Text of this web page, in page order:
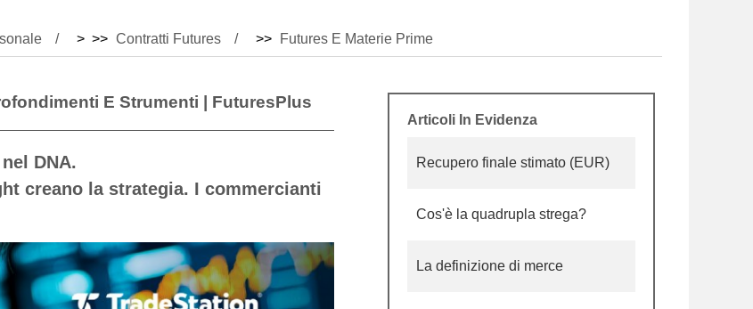
> >> Contratti Futures >> Futures E Materie Prime
E Strumenti | FuturesPlus
DNA.
creano la strategia. I commercianti
Articoli In Evidenza
Recupero finale stimato (EUR)
Cos'è la quadrupla strega?
La definizione di merce